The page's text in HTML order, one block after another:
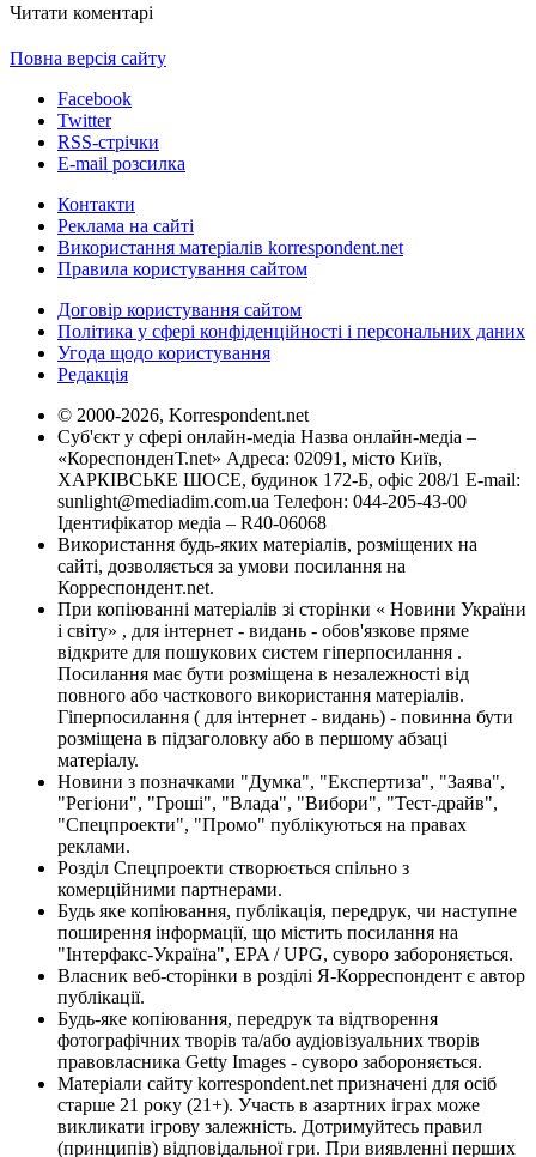
Читати коментарі
Повна версія сайту
Facebook
Twitter
RSS-стрічки
E-mail розсилка
Контакти
Реклама на сайті
Використання матеріалів korrespondent.net
Правила користування сайтом
Договір користування сайтом
Політика у сфері конфіденційності і персональних даних
Угода щодо користування
Редакція
© 2000-2026, Korrespondent.net
Суб'єкт у сфері онлайн-медіа Назва онлайн-медіа –
«КореспонденТ.net» Адреса: 02091, місто Київ,
ХАРКІВСЬКЕ ШОСЕ, будинок 172-Б, офіс 208/1 E-mail:
sunlight@mediadim.com.ua Телефон: 044-205-43-00
Ідентифікатор медіа – R40-06068
Використання будь-яких матеріалів, розміщених на
сайті, дозволяється за умови посилання на
Корреспондент.net.
При копіюванні матеріалів зі сторінки « Новини України
і світу» , для інтернет - видань - обов'язкове пряме
відкрите для пошукових систем гіперпосилання .
Посилання має бути розміщена в незалежності від
повного або часткового використання матеріалів.
Гіперпосилання ( для інтернет - видань) - повинна бути
розміщена в підзаголовку або в першому абзаці
матеріалу.
Новини з позначками "Думка", "Експертиза", "Заява",
"Регіони", "Гроші", "Влада", "Вибори", "Тест-драйв",
"Спецпроекти", "Промо" публікуються на правах
реклами.
Розділ Спецпроекти створюється спільно з
комерційними партнерами.
Будь яке копіювання, публікація, передрук, чи наступне
поширення інформації, що містить посилання на
"Інтерфакс-Україна", EPA / UPG, суворо забороняється.
Власник веб-сторінки в розділі Я-Корреспондент є автор
публікації.
Будь-яке копіювання, передрук та відтворення
фотографічних творів та/або аудіовізуальних творів
правовласника Getty Images - суворо забороняється.
Матеріали сайту korrespondent.net призначені для осіб
старше 21 року (21+). Участь в азартних іграх може
викликати ігрову залежність. Дотримуйтесь правил
(принципів) відповідальної гри. При виявленні перших